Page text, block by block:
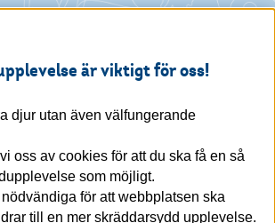
är viktigt för oss!
djur utan även välfungerande
oss av cookies för att du ska få en så
som möjligt.
för att webbplatsen ska
till en mer skräddarsydd upplevelse.